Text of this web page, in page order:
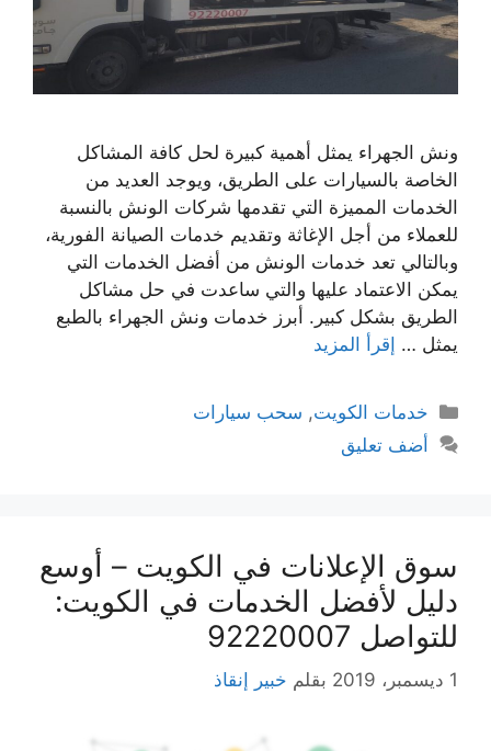
ونش الجهراء يمثل أهمية كبيرة لحل كافة المشاكل
الخاصة بالسيارات على الطريق، ويوجد العديد من
الخدمات المميزة التي تقدمها شركات الونش بالنسبة
للعملاء من أجل الإغاثة وتقديم خدمات الصيانة الفورية،
وبالتالي تعد خدمات الونش من أفضل الخدمات التي
يمكن الاعتماد عليها والتي ساعدت في حل مشاكل
الطريق بشكل كبير. أبرز خدمات ونش الجهراء بالطبع
يمثل … إقرأ المزيد
التصنيفات
خدمات الكويت, سحب سيارات
أضف تعليق
سوق الإعلانات في الكويت – أوسع
دليل لأفضل الخدمات في الكويت:
للتواصل 92220007
1 ديسمبر، 2019 بقلم خبير إنقاذ